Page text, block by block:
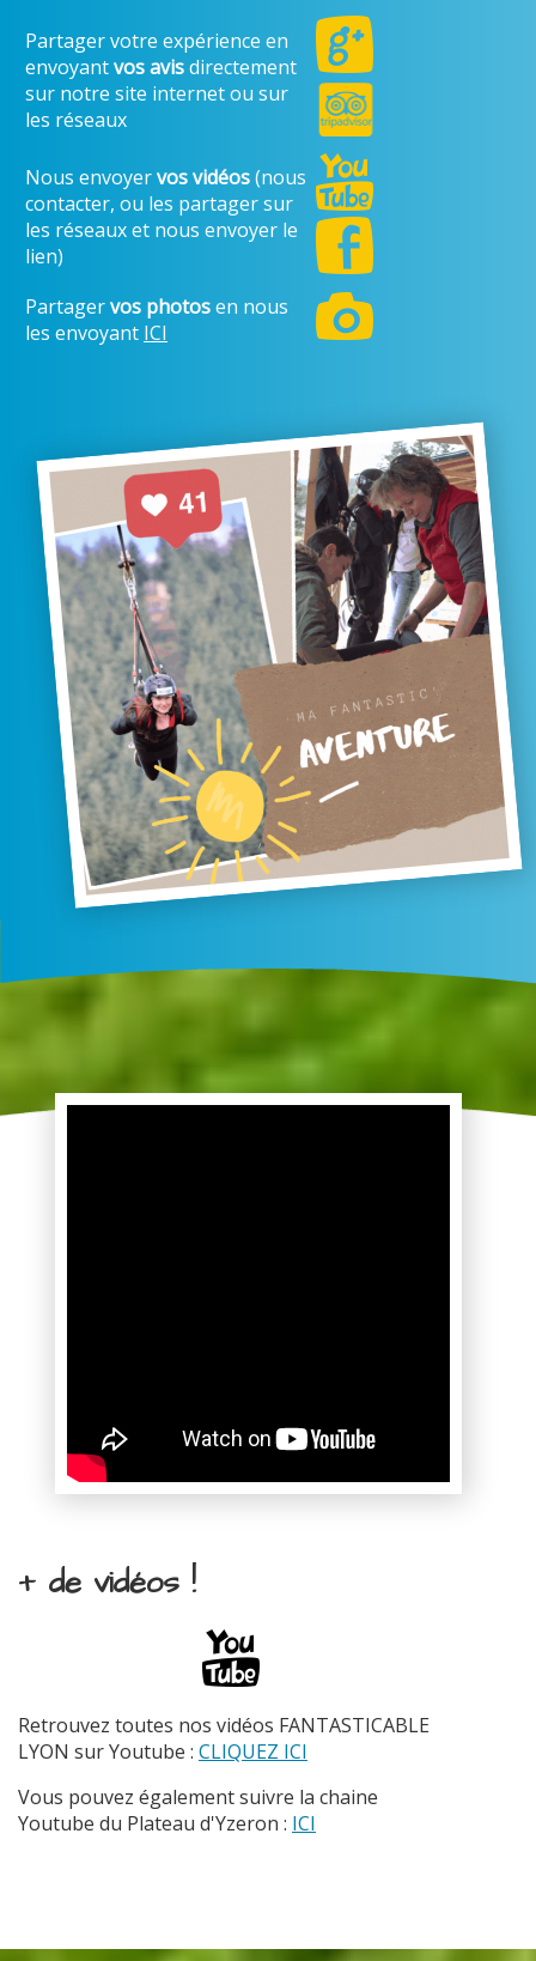
Partager votre expérience en
envoyantvos avisdirectement
sur notre site internet ou sur
les réseaux
Nous envoyervos vidéos(nous
contacter, ou les partager sur
les réseaux et nous envoyer le
lien)
Partagervos photosen nous
les envoyant ICI
+ de vidéos !
Retrouvez toutes nos vidéos FANTASTICABLE
LYON sur Youtube : CLIQUEZ ICI
Vous pouvez également suivre la chaine
Youtube du Plateau d'Yzeron : ICI